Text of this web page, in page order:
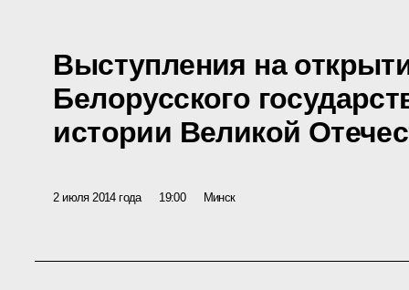
Выступления на
Белорусского
истории Великой
2 июля 2014 года 19:00 Минск